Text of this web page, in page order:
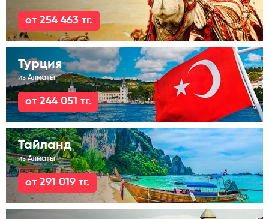
от 254 463 тг.
Турция
из Алматы
от 244 051 тг.
Тайланд
из Алматы
от 291 019 тг.